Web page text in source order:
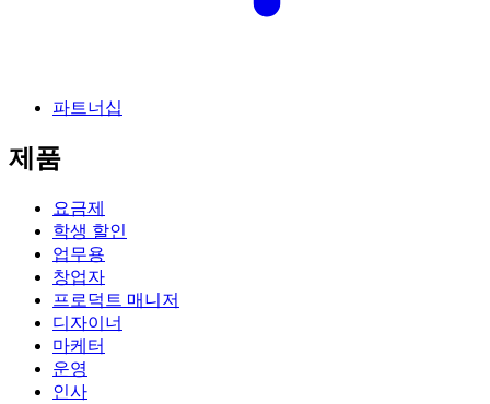
파트너십
제품
요금제
학생 할인
업무용
창업자
프로덕트 매니저
디자이너
마케터
운영
인사